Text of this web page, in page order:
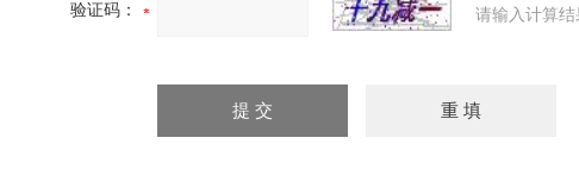
验证码： 请输入计算